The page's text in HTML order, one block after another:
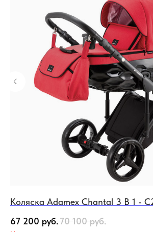
Коляска Adamex Chantal 3 В 1 -
67 200 руб.70 100 руб.